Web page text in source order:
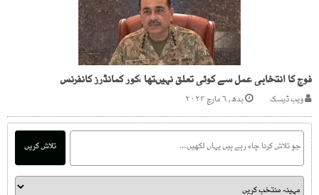
فوج کا انتخابی عمل سے کوئی تعلق نہیںتھا ،کور کمانڈرز کانفرنس
ویب ڈیسک بدھ, ۶ مارچ ۲۰۲۴
تلاش کریں